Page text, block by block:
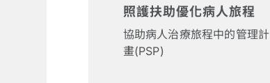
照護扶助優化病人旅程
協助病人治療旅程中的管理計
畫(PSP)